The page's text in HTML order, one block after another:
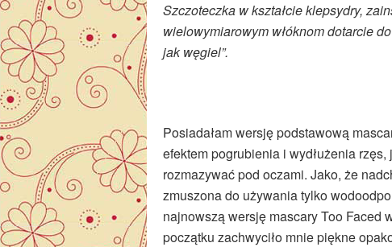
Szczoteczka w kształcie klepsydry,
wielowymiarowym włóknom dotarcie
jak węgiel”.
Posiadałam wersję podstawową
efektem pogrubienia i wydłużenia
rozmazywać pod oczami. Jako, że
zmuszona do używania tylko
najnowszą wersję mascary Too Faced
początku zachwyciło mnie piękne